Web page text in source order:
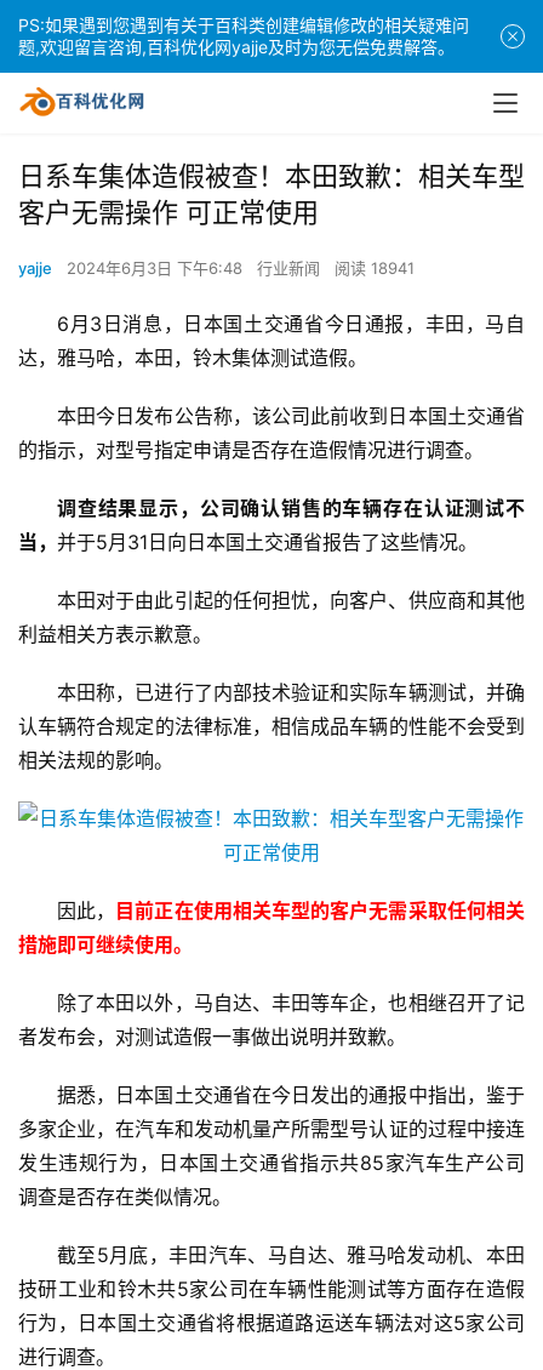
日系车集体造假被查！本田致歉：相关车型
客户无需操作 可正常使用
yajje 2024年6月3日 下午6:48 行业新闻 阅读 18941
6月3日消息，日本国土交通省今日通报，丰田，马自
达，雅马哈，本田，铃木集体测试造假。
本田今日发布公告称，该公司此前收到日本国土交通省
的指示，对型号指定申请是否存在造假情况进行调查。
调查结果显示，公司确认销售的车辆存在认证测试不
当， 并于5月31日向日本国土交通省报告了这些情况。
本田对于由此引起的任何担忧，向客户、供应商和其他
利益相关方表示歉意。
本田称，已进行了内部技术验证和实际车辆测试，并确
认车辆符合规定的法律标准，相信成品车辆的性能不会受到
相关法规的影响。
因此，
目前正在使用相关车型的客户无需采取任何相关
措施即可继续使用。
除了本田以外，马自达、丰田等车企，也相继召开了记
者发布会，对测试造假一事做出说明并致歉。
据悉，日本国土交通省在今日发出的通报中指出，鉴于
多家企业，在汽车和发动机量产所需型号认证的过程中接连
发生违规行为，日本国土交通省指示共85家汽车生产公司
调查是否存在类似情况。
截至5月底，丰田汽车、马自达、雅马哈发动机、本田
技研工业和铃木共5家公司在车辆性能测试等方面存在造假
行为，日本国土交通省将根据道路运送车辆法对这5家公司
进行调查。
PS:如果遇到您遇到有关于百科类创建编辑修改的相关疑难问
题,欢迎留言咨询,百科优化网yajje及时为您无偿免费解答。